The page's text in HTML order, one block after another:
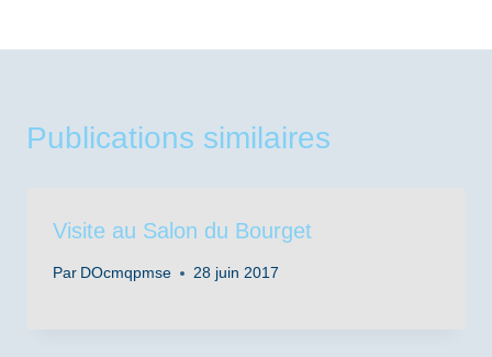
Publications similaires
Visite au Salon du Bourget
Par DOcmqpmse 28 juin 2017